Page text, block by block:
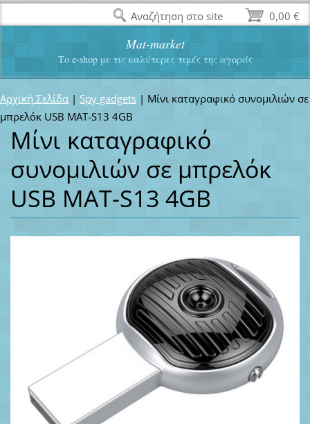
Mat-market
Το e-shop με τις καλύτερες τιμές της αγοράς
Αρχική Σελίδα | Spy gadgets | Μίνι καταγραφικό συνομιλιών σε
μπρελόκ USB MAT-S13 4GB
Μίνι καταγραφικό
συνομιλιών σε μπρελόκ
USB MAT-S13 4GB
0,00 €
Αναζήτηση στο site